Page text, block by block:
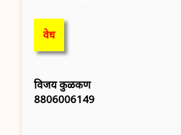
वेध
विजय कुळकर्णी
8806006149